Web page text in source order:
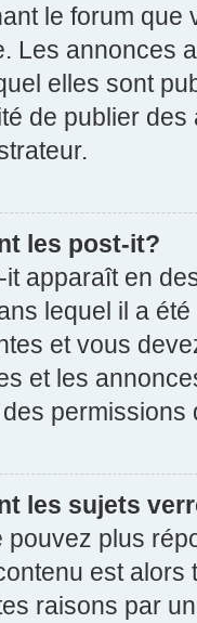
le forum que
Les annonces
elles sont
de publier
les post-it?
it apparaît en
lequel il a
et vous
et les
permissions
les sujets
pouvez plus
est alors
raisons par